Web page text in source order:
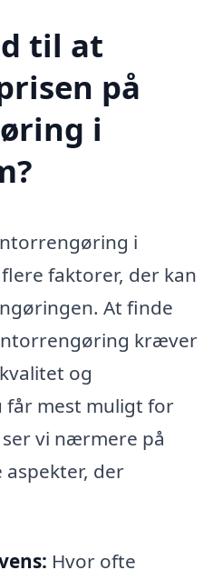
til at
på
i
i
faktorer, der kan
At finde
kræver
og
får mest muligt for
vi nærmere på
der
Hvor ofte